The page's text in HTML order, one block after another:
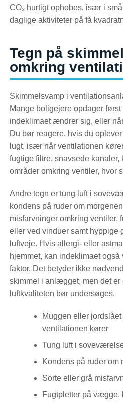
CO₂ hurtigt ophobes, især i
daglige aktiviteter på få
Tegn på
omkring
Skimmelsvamp i
Mange boligejere opdager først
indeklimaet ændrer sig, eller
Du bør reagere, hvis du
lugt, især når ventilationen
fugtige filtre, snavsede kanaler,
områder omkring ventiler, hvor
Andre tegn er tung luft i
kondens på ruder om
misfarvninger omkring ventiler,
eller ved vinduer samt hyppige
luftveje. Hvis allergi- eller
hjemmet, kan indeklimaet
faktor. Det betyder ikke
skimmel i anlægget, men det er
luftkvaliteten bør undersøges.
Muggen eller
ventilationen kører
Tung luft i
Kondens på ruder om
Sorte eller grå
Fugtpletter på vægge,